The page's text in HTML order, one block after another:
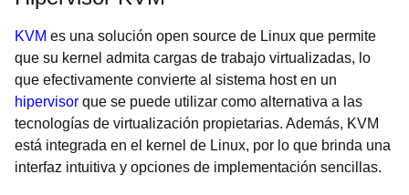
KVM es una solución open source de Linux que permite
que su kernel admita cargas de trabajo virtualizadas, lo
que efectivamente convierte al sistema host en un
hipervisor que se puede utilizar como alternativa a las
tecnologías de virtualización propietarias. Además, KVM
está integrada en el kernel de Linux, por lo que brinda una
interfaz intuitiva y opciones de implementación sencillas.